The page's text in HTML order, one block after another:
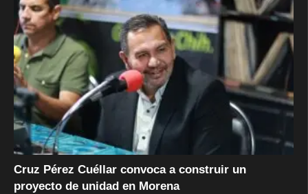
Cruz Pérez Cuéllar convoca a construir un
proyecto de unidad en Morena